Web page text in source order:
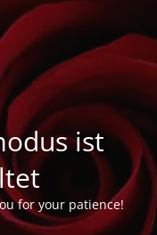
ist
for your patience!